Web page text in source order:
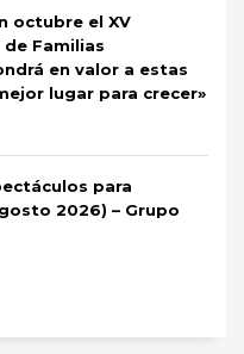
octubre el XV
Familias
en valor a estas
lugar para crecer»
para
2026) – Grupo